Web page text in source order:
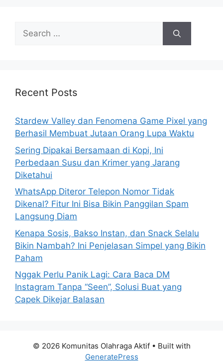
h
r
:
Recent Posts
Stardew Valley dan Fenomena Game Pixel yang
Berhasil Membuat Jutaan Orang Lupa Waktu
Sering Dipakai Bersamaan di Kopi, Ini
Perbedaan Susu dan Krimer yang Jarang
Diketahui
WhatsApp Diteror Telepon Nomor Tidak
Dikenal? Fitur Ini Bisa Bikin Panggilan Spam
Langsung Diam
Kenapa Sosis, Bakso Instan, dan Snack Selalu
Bikin Nambah? Ini Penjelasan Simpel yang Bikin
Paham
Nggak Perlu Panik Lagi: Cara Baca DM
Instagram Tanpa “Seen”, Solusi Buat yang
Capek Dikejar Balasan
© 2026 Komunitas Olahraga Aktif• Built with
GeneratePress